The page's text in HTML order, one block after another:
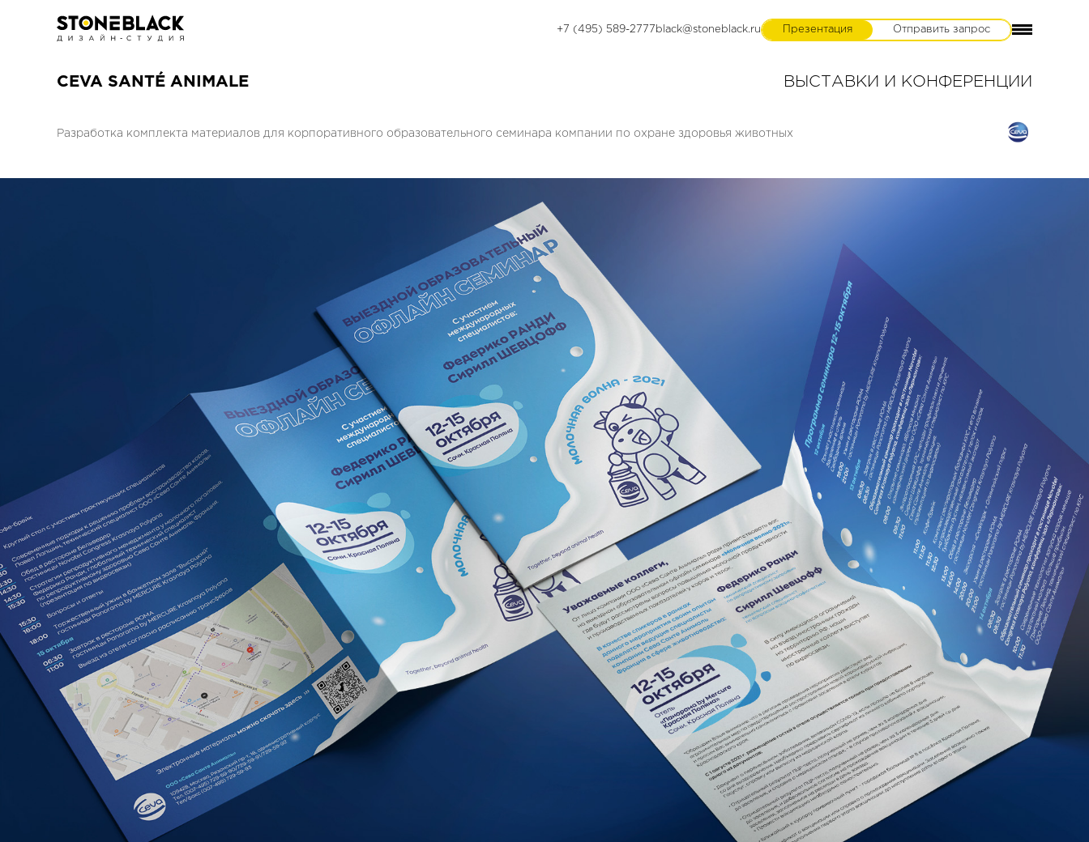
+7 (495) 589-2777 black@stoneblack.ru Презентация Отправить запрос
CEVA SANTÉ ANIMALE ВЫСТАВКИ И КОНФЕРЕНЦИИ
Разработка комплекта материалов для корпоративного образовательного семинара компании по охране здоровья животных